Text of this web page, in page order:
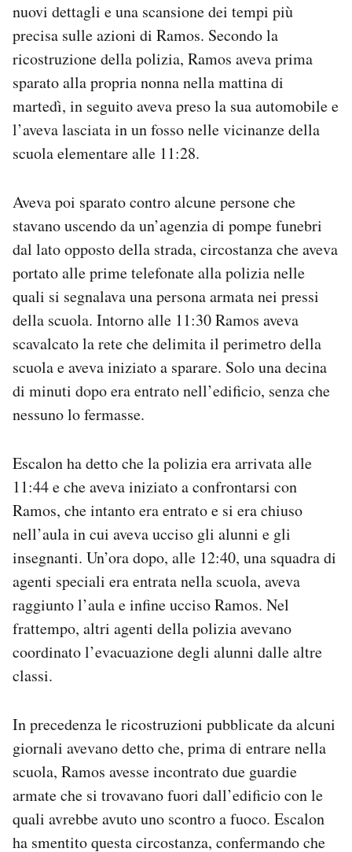
nuovi dettagli e una scansione dei tempi più
precisa sulle azioni di Ramos. Secondo la
ricostruzione della polizia, Ramos aveva prima
sparato alla propria nonna nella mattina di
martedì, in seguito aveva preso la sua automobile e
l’aveva lasciata in un fosso nelle vicinanze della
scuola elementare alle 11:28.
Aveva poi sparato contro alcune persone che
stavano uscendo da un’agenzia di pompe funebri
dal lato opposto della strada, circostanza che aveva
portato alle prime telefonate alla polizia nelle
quali si segnalava una persona armata nei pressi
della scuola. Intorno alle 11:30 Ramos aveva
scavalcato la rete che delimita il perimetro della
scuola e aveva iniziato a sparare. Solo una decina
di minuti dopo era entrato nell’edificio, senza che
nessuno lo fermasse.
Escalon ha detto che la polizia era arrivata alle
11:44 e che aveva iniziato a confrontarsi con
Ramos, che intanto era entrato e si era chiuso
nell’aula in cui aveva ucciso gli alunni e gli
insegnanti. Un’ora dopo, alle 12:40, una squadra di
agenti speciali era entrata nella scuola, aveva
raggiunto l’aula e infine ucciso Ramos. Nel
frattempo, altri agenti della polizia avevano
coordinato l’evacuazione degli alunni dalle altre
classi.
In precedenza le ricostruzioni pubblicate da alcuni
giornali avevano detto che, prima di entrare nella
scuola, Ramos avesse incontrato due guardie
armate che si trovavano fuori dall’edificio con le
quali avrebbe avuto uno scontro a fuoco. Escalon
ha smentito questa circostanza, confermando che